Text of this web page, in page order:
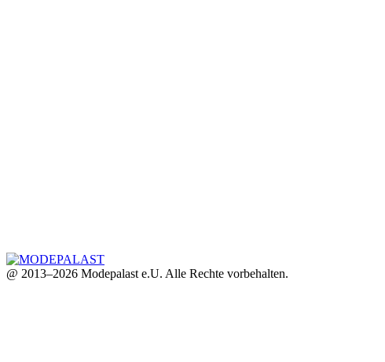
@ 2013–2026 Modepalast e.U. Alle Rechte vorbehalten.